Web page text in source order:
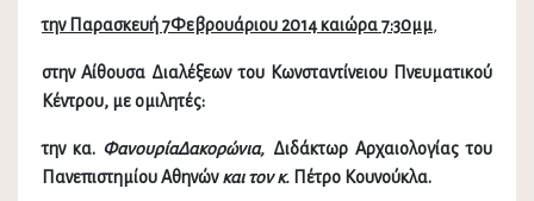
την Παρασκευή 7Φεβρουάριου 2014 καιώρα 7:30μμ,
στην Αίθουσα Διαλέξεων του Κωνσταντίνειου Πνευματικού
Κέντρου, με ομιλητές:
την κα. ΦανουρίαΔακορώνια, Διδάκτωρ Αρχαιολογίας του
Πανεπιστημίου Αθηνών και τον κ. Πέτρο Κουνούκλα.